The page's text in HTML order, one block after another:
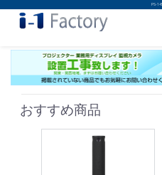
PS-
おすすめ商品